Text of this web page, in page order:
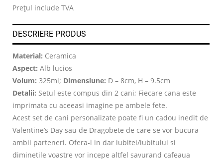
Prețul include TVA
DESCRIERE PRODUS
Material: Ceramica
Aspect: Alb lucios
Volum: 325ml; Dimensiune: D – 8cm, H – 9.5cm
Detalii: Setul este compus din 2 cani; Fiecare cana este
imprimata cu aceeasi imagine pe ambele fete.
Acest set de cani personalizate poate fi un cadou inedit de
Valentine’s Day sau de Dragobete de care se vor bucura
ambii parteneri. Ofera-l in dar iubitei/iubitului si
diminetile voastre vor incepe altfel savurand cafeaua